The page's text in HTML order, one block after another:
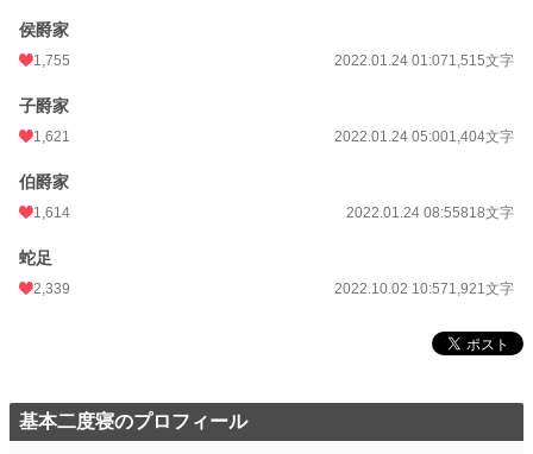
らえるだろう。
アリストは幼馴染のテイラーに己の色のドレスを贈り夜会に出席した。
まさか、自分のエスコートもなしにアリストの婚約者が参加しているとは露ほど
小説
恋愛
文字数 7,247
侯爵家
1,755 2022.01.24 01:071,515文字
子爵家
1,621 2022.01.24 05:001,404文字
伯爵家
1,614 2022.01.24 08:55818文字
蛇足
2,339 2022.10.02 10:571,921文字
基本二度寝のプロフィール